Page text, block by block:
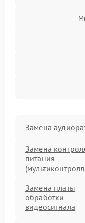
Замена
Замена
питания
Замена платы
обработки
видеосигнала